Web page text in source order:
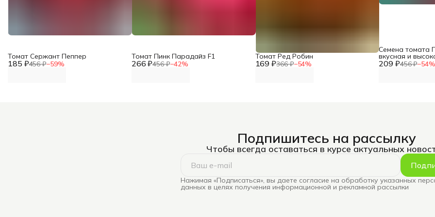
185 ₽456 ₽−59%
Томат Сержант Пеппер
266 ₽456 ₽−42%
Томат Пинк Парадайз F1
169 ₽366 ₽−54%
Томат Ред Робин
209 ₽456 ₽−54%
Семена томата
вкусная и
новинка
Подпишитесь на рассылку
Чтобы всегда оставаться в курсе актуальных
Нажимая «Подписаться», вы даете согласие на обработку указанных
данных в целях получения информационной и рекламной рассылки